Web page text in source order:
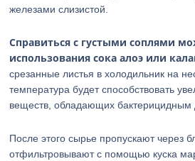
железами слизистой.
Справиться с густыми соплями
использования сока алоэ или
срезанные листья в холодильник на
температура будет способствовать
веществ, обладающих бактерицидным
После этого сырье пропускают через
отфильтровывают с помощью куска